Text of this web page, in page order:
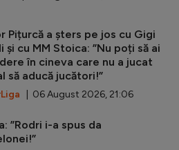
Pițurcă a șters pe jos cu Gigi
și cu MM Stoica: ”Nu poți să ai
în cineva care nu a jucat
să aducă jucători!”
| 06 August 2026, 21:06
”Rodri i-a spus da